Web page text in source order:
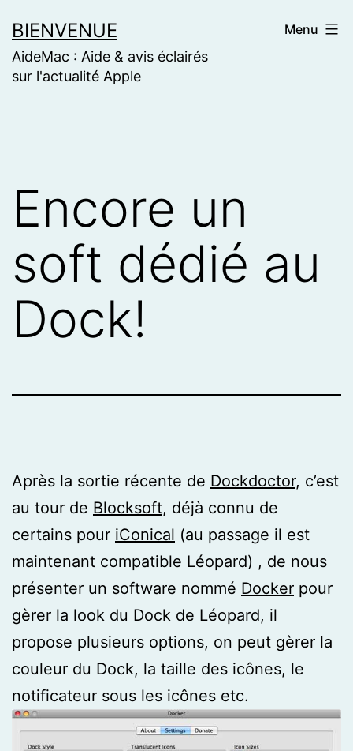
to
content
BIENVENUE
AideMac : Aide & avis éclairés
sur l'actualité Apple
Menu
Encore un
soft dédié au
Dock!
Après la sortie récente de Dockdoctor, c’est
au tour de Blocksoft, déjà connu de
certains pour iConical (au passage il est
maintenant compatible Léopard) , de nous
présenter un software nommé Docker pour
gèrer la look du Dock de Léopard, il
propose plusieurs options, on peut gèrer la
couleur du Dock, la taille des icônes, le
notificateur sous les icônes etc.